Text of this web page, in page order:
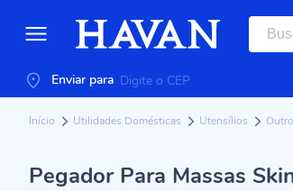
Enviar para
Início Utilidades Domésticas Utensílios
Pegador Para Massas